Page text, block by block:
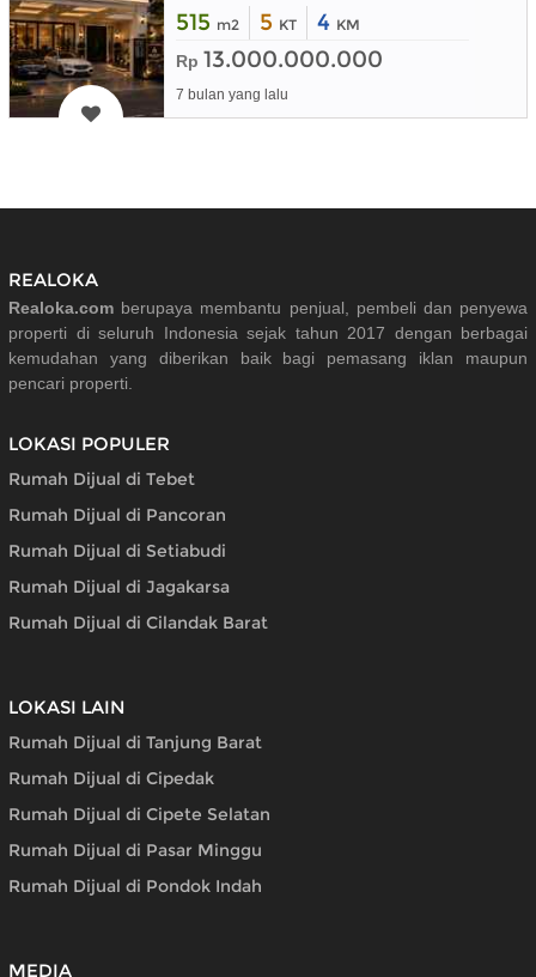
515 m2 5 KT 4 KM
Rp 13.000.000.000
7 bulan yang lalu
REALOKA
Realoka.com berupaya membantu penjual, pembeli dan penyewa
properti di seluruh Indonesia sejak tahun 2017 dengan berbagai
kemudahan yang diberikan baik bagi pemasang iklan maupun
pencari properti.
LOKASI POPULER
Rumah Dijual di Tebet
Rumah Dijual di Pancoran
Rumah Dijual di Setiabudi
Rumah Dijual di Jagakarsa
Rumah Dijual di Cilandak Barat
LOKASI LAIN
Rumah Dijual di Tanjung Barat
Rumah Dijual di Cipedak
Rumah Dijual di Cipete Selatan
Rumah Dijual di Pasar Minggu
Rumah Dijual di Pondok Indah
MEDIA